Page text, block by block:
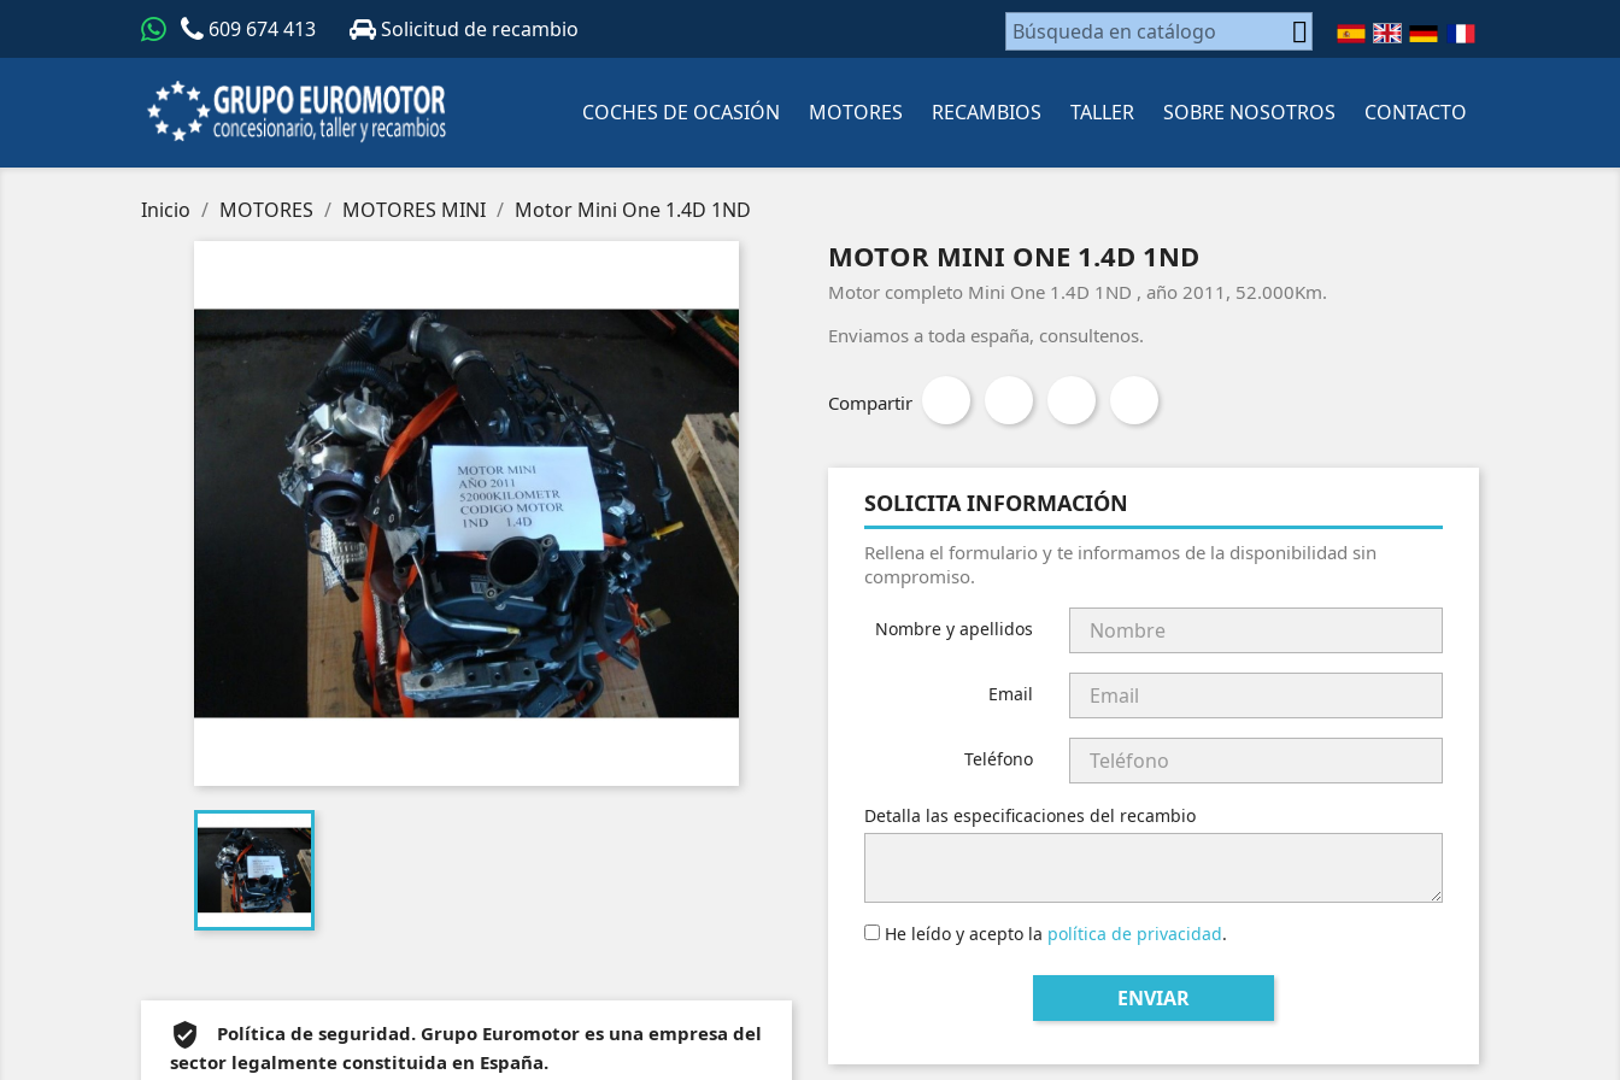
609 674 413 Solicitud de recambio 
COCHES DE OCASIÓN MOTORES RECAMBIOS TALLER SOBRE NOSOTROS CONTACTO
Inicio MOTORES MOTORES MINI Motor Mini One 1.4D 1ND
Política de seguridad. Grupo Euromotor es una empresa del
sector legalmente constituida en España.
MOTOR MINI ONE 1.4D 1ND
Motor completo Mini One 1.4D 1ND , año 2011, 52.000Km.
Enviamos a toda españa, consultenos.
Compartir
SOLICITA INFORMACIÓN
Rellena el formulario y te informamos de la disponibilidad sin
compromiso.
Nombre y apellidos
Email
Teléfono
Detalla las especificaciones del recambio
He leído y acepto la política de privacidad.